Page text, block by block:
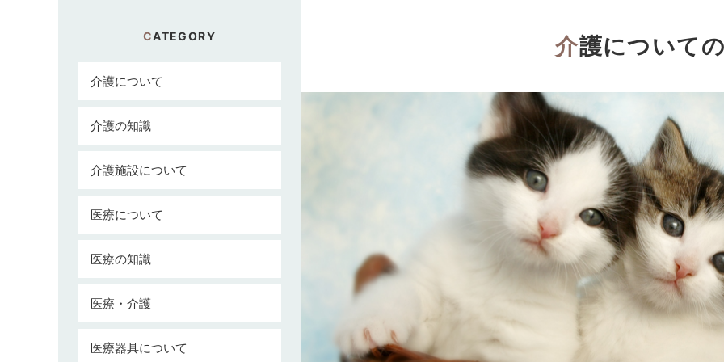
介護について
CATEGORY
介護について
介護の知識
介護施設について
医療について
医療の知識
医療・介護
医療器具について